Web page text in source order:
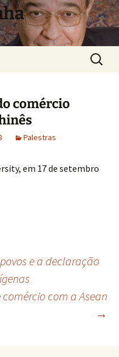
por:
comércio
Palestras
em 17 de setembro
e a declaração
com a Asean
→